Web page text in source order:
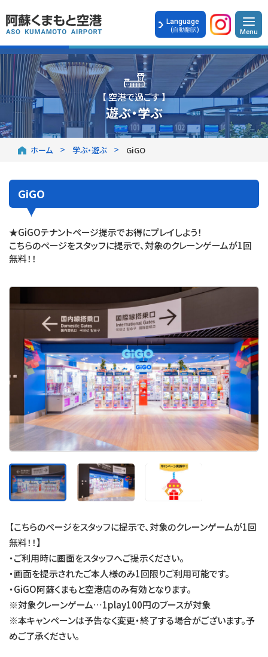
Language
(自動翻訳)
【 空港で過ごす 】
遊ぶ・学ぶ
ホーム 学ぶ・遊ぶ GiGO
GiGO
★GiGOテナントページ提示でお得にプレイしよう！
こちらのページをスタッフに提示で、対象のクレーンゲームが1回
無料！！
【こちらのページをスタッフに提示で、対象のクレーンゲームが1回
無料！！】
・ご利用時に画面をスタッフへご提示ください。
・画面を提示されたご本人様のみ1回限りご利用可能です。
・GiGO阿蘇くまもと空港店のみ有効となります。
※対象クレーンゲーム…1play100円のブースが対象
※本キャンペーンは予告なく変更・終了する場合がございます。予
めご了承ください。